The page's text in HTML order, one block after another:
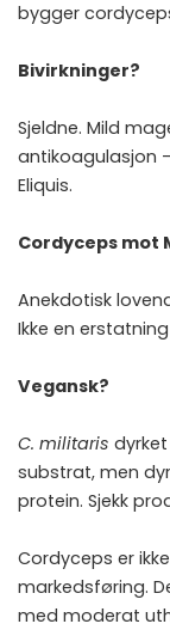
bygger
Bivirkninger?
Sjeldne. Mild
antikoagulasjon
Eliquis.
Cordyceps mot
Anekdotisk
Ikke en
Vegansk?
C. militaris
substrat, men
protein. Sjekk
Cordyceps er
markedsføring.
med moderat